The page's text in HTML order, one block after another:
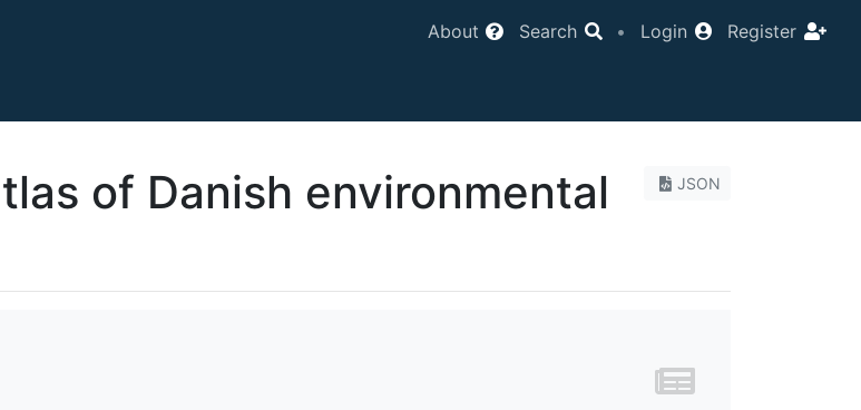
About Search • Login Register
JSON
of Danish environmental